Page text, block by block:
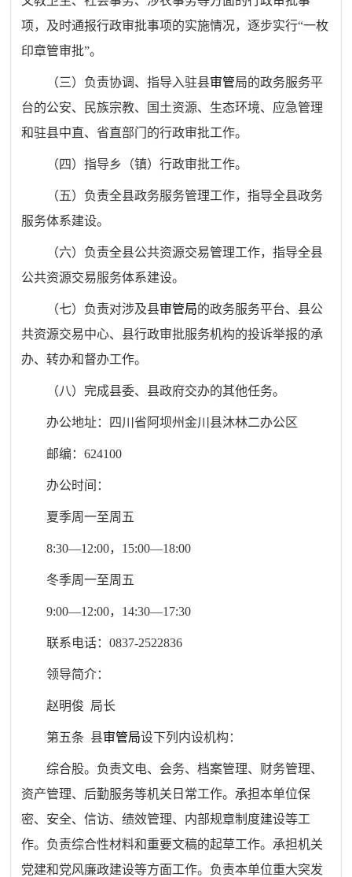
项，及时通报行政审批事项的实施情况，逐步实行“一枚
印章管审批”。
（三） 负责协调、指导入驻县审管局的政务服务平
台的公安、民族宗教、国土资源、生态环境、应急管理
和驻县中直、省直部门的行政审批工作。
（四）指导乡（镇）行政审批工作。
（五） 负责全县政务服务管理工作，指导全县政务
服务体系建设。
（六） 负责全县公共资源交易管理工作，指导全县
公共资源交易服务体系建设。
（七） 负责对涉及县审管局的政务服务平台、县公
共资源交易中心、县行政审批服务机构的投诉举报的承
办、转办和督办工作。
（八） 完成县委、县政府交办的其他任务。
办公地址：四川省阿坝州金川县沐林二办公区
邮编：624100
办公时间：
夏季周一至周五
8:30—12:00，15:00—18:00
冬季周一至周五
9:00—12:00，14:30—17:30
联系电话：0837-2522836
领导简介：
赵明俊 局长
第五条 县审管局设下列内设机构：
综合股。 负责文电、会务、档案管理、财务管理、
资产管理、后勤服务等机关日常工作。承担本单位保
密、安全、信访、绩效管理、内部规章制度建设等工
作。负责综合性材料和重要文稿的起草工作。承担机关
党建和党风廉政建设等方面工作。负责本单位重大突发